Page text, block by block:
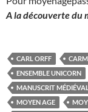
A la découverte du
CARL ORFF
ENSEMBLE UNICORN
MANUSCRIT MÉDIÉVAL
MOYEN AGE